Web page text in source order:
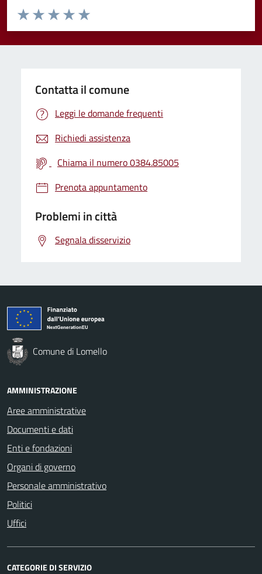
Valuta da 1 a 5 stelle la pagina
Valuta 5 stelle su 5
Valuta 4 stelle su 5
Valuta 3 stelle su 5
Valuta 2 stelle su 5
Valuta 1 stelle su 5
Contatta il comune
Leggi le domande frequenti
Richiedi assistenza
Chiama il numero 0384.85005
Prenota appuntamento
Problemi in città
Segnala disservizio
Comune di Lomello
AMMINISTRAZIONE
Aree amministrative
Documenti e dati
Enti e fondazioni
Organi di governo
Personale amministrativo
Politici
Uffici
CATEGORIE DI SERVIZIO